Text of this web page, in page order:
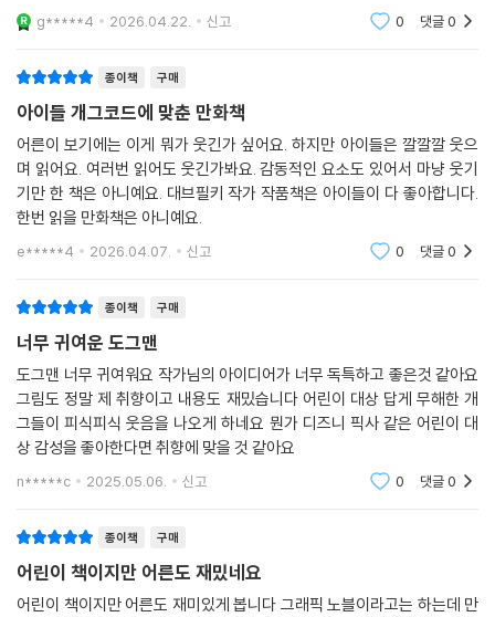
g*****4 2026.04.22. 신고 0 댓글0
종이책 구매
아이들 개그코드에 맞춘 만화책
어른이 보기에는 이게 뭐가 웃긴가 싶어요. 하지만 아이들은 깔깔깔 웃으
며 읽어요. 여러번 읽어도 웃긴가봐요. 감동적인 요소도 있어서 마냥 웃기
기만 한 책은 아니예요. 대브필키 작가 작품책은 아이들이 다 좋아합니다.
한번 읽을 만화책은 아니예요.
e*****4 2026.04.07. 신고 0 댓글0
종이책 구매
너무 귀여운 도그맨
도그맨 너무 귀여워요 작가님의 아이디어가 너무 독특하고 좋은것 같아요
그림도 정말 제 취향이고 내용도 재밌습니다 어린이 대상 답게 무해한 개
그들이 피식피식 웃음을 나오게 하네요 뭔가 디즈니 픽사 같은 어린이 대
상 감성을 좋아한다면 취향에 맞을 것 같아요
n*****c 2025.05.06. 신고 0 댓글0
종이책 구매
어린이 책이지만 어른도 재밌네요
어린이 책이지만 어른도 재미있게 봅니다 그래픽 노블이라고는 하는데 만